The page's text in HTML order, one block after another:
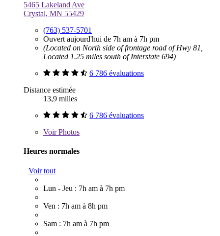
5465 Lakeland Ave
Crystal, MN 55429
(763) 537-5701
Ouvert aujourd'hui de 7h am à 7h pm
(Located on North side of frontage road of Hwy 81,
Located 1.25 miles south of Interstate 694)
6 786 évaluations
Distance estimée
13,9 milles
6 786 évaluations
VoirPhotos
Heures normales
Voir tout
Lun - Jeu : 7h am à 7h pm
Ven : 7h am à 8h pm
Sam : 7h am à 7h pm